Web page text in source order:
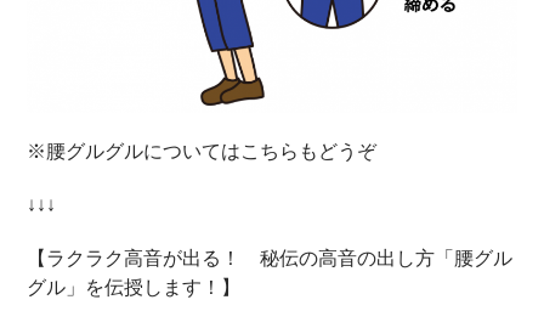
※腰グルグルについてはこちらもどうぞ
↓↓↓
【ラクラク高音が出る！ 秘伝の高音の出し方「腰グル
グル」を伝授します！】